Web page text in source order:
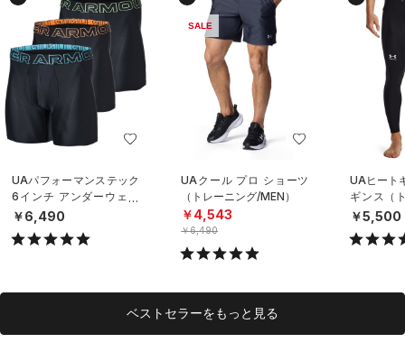
UAパフォーマンステック
6インチ アンダーウェア
（3枚セット）（トレーニ
ング/MEN）
￥6,490
SALE
UAクール プロ ショーツ
（トレーニング/MEN）
￥4,543
￥6,490
UAヒート
ギンス（
EN）
￥5,500
ベストセラーをもっと見る